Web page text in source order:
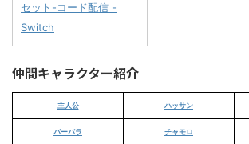
セット-コード配信 -
Switch
仲間キャラクター紹介
主人公 ハッサン
バーバラ チャモロ